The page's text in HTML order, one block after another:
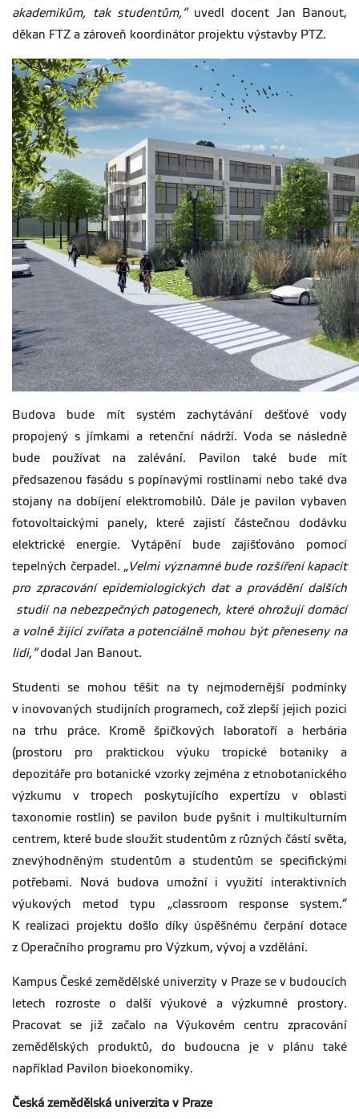
akademikům, tak studentům,“uvedl docent Jan Banout,
děkan FTZ a zároveň koordinátor projektu výstavby PTZ.
Budova bude mít systém zachytávání dešťové vody
propojený s jímkami a retenční nádrží. Voda se následně
bude používat na zalévání. Pavilon také bude mít
předsazenou fasádu s popínavými rostlinami nebo také dva
stojany na dobíjení elektromobilů. Dále je pavilon vybaven
fotovoltaickými panely, které zajistí částečnou dodávku
elektrické energie. Vytápění bude zajišťováno pomocí
tepelných čerpadel. „Velmi významné bude rozšíření kapacit
pro zpracování epidemiologických dat a provádění dalších
studií na nebezpečných patogenech, které ohrožují domácí
a volně žijící zvířata a potenciálně mohou být přeneseny na
lidi,“dodal Jan Banout.
Studenti se mohou těšit na ty nejmodernější podmínky
v inovovaných studijních programech, což zlepší jejich pozici
na trhu práce. Kromě špičkových laboratoří a herbária
(prostoru pro praktickou výuku tropické botaniky a
depozitáře pro botanické vzorky zejména z etnobotanického
výzkumu v tropech poskytujícího expertízu v oblasti
taxonomie rostlin) se pavilon bude pyšnit i multikulturním
centrem, které bude sloužit studentům z různých částí světa,
znevýhodněným studentům a studentům se specifickými
potřebami. Nová budova umožní i využití interaktivních
výukových metod typu „classroom response system.“
K realizaci projektu došlo díky úspěšnému čerpání dotace
z Operačního programu pro Výzkum, vývoj a vzdělání.
Kampus České zemědělské univerzity v Praze se v budoucích
letech rozroste o další výukové a výzkumné prostory.
Pracovat se již začalo na Výukovém centru zpracování
zemědělských produktů, do budoucna je v plánu také
například Pavilon bioekonomiky.
Česká zemědělská univerzita v Praze